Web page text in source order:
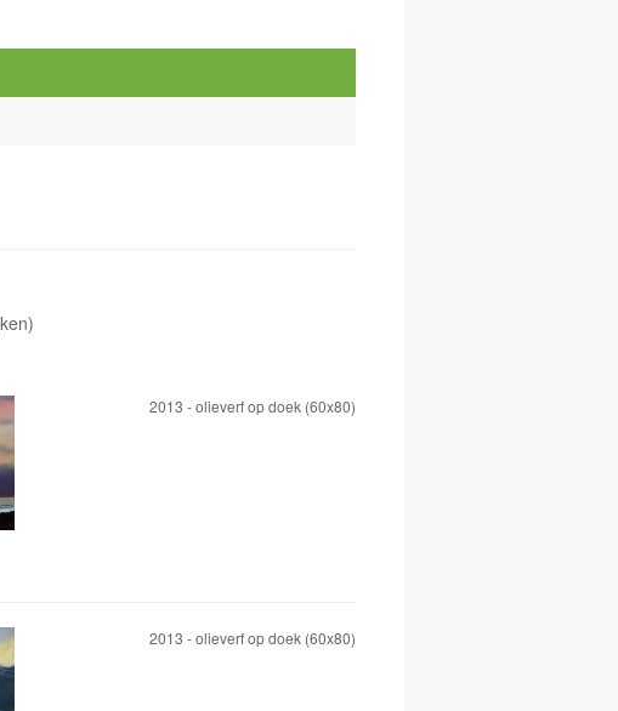
2013 - olieverf op doek (60x80)
2013 - olieverf op doek (60x80)